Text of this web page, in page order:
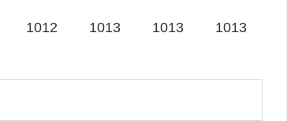
1012 1013 1013 1013